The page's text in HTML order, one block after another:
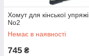
Хомут для кінської упряжі
No2
Немає в наявності
745 ₴